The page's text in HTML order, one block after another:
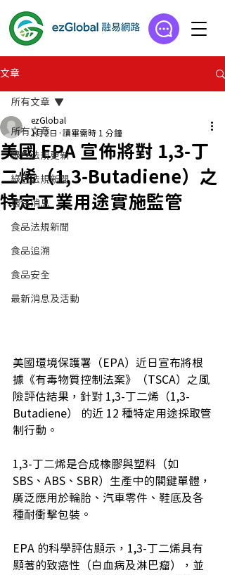
文章
所有文章
綠色法規更新
綠色法規新聞
環保消息
食品法規新聞
食品追溯
食品安全
最新消息及活動
所有文章
美國 EPA 宣佈將對 1,3-丁
二烯（1,3-Butadiene）之
特定工業用途實施監管
ezGlobal
1月2日
讀畢需時 1 分鐘
美國環境保護署（EPA）近日宣布將根
據《有毒物質控制法案》（TSCA）之風
險評估結果，針對 1,3-丁二烯（1,3-
Butadiene） 的近 12 種特定用途採取管
制行動。
1,3-丁二烯是合成橡膠與塑料（如
SBS、ABS、SBR）生產中的關鍵單體，
廣泛應用於輪胎、汽車零件、鞋底及各
種耐衝擊包裝。
EPA 的科學評估顯示，1,3-丁二烯具有
顯著的致癌性（白血病及淋巴瘤），並